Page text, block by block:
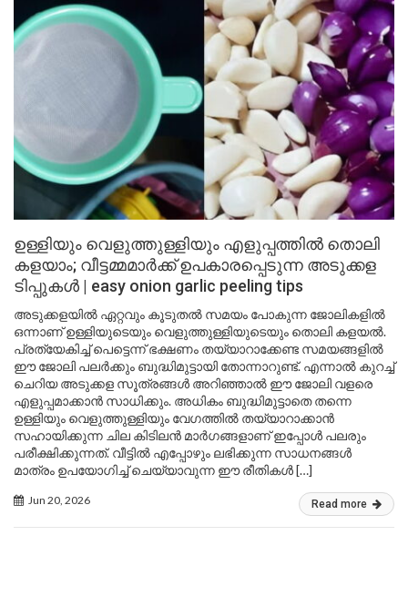
ഉള്ളിയും വെളുത്തുള്ളിയും എളുപ്പത്തിൽ തൊലി
കളയാം; വീട്ടമ്മമാർക്ക് ഉപകാരപ്പെടുന്ന അടുക്കള
ടിപ്പുകൾ | easy onion garlic peeling tips
അടുക്കളയിൽ ഏറ്റവും കൂടുതൽ സമയം പോകുന്ന ജോലികളിൽ
ഒന്നാണ് ഉള്ളിയുടെയും വെളുത്തുള്ളിയുടെയും തൊലി കളയൽ.
പ്രത്യേകിച്ച് പെട്ടെന്ന് ഭക്ഷണം തയ്യാറാക്കേണ്ട സമയങ്ങളിൽ
ഈ ജോലി പലർക്കും ബുദ്ധിമുട്ടായി തോന്നാറുണ്ട്. എന്നാൽ കുറച്ച്
ചെറിയ അടുക്കള സൂത്രങ്ങൾ അറിഞ്ഞാൽ ഈ ജോലി വളരെ
എളുപ്പമാക്കാൻ സാധിക്കും. അധികം ബുദ്ധിമുട്ടാതെ തന്നെ
ഉള്ളിയും വെളുത്തുള്ളിയും വേഗത്തിൽ തയ്യാറാക്കാൻ
സഹായിക്കുന്ന ചില കിടിലൻ മാർഗങ്ങളാണ് ഇപ്പോൾ പലരും
പരീക്ഷിക്കുന്നത്. വീട്ടിൽ എപ്പോഴും ലഭിക്കുന്ന സാധനങ്ങൾ
മാത്രം ഉപയോഗിച്ച് ചെയ്യാവുന്ന ഈ രീതികൾ […]
Jun 20, 2026 Read more